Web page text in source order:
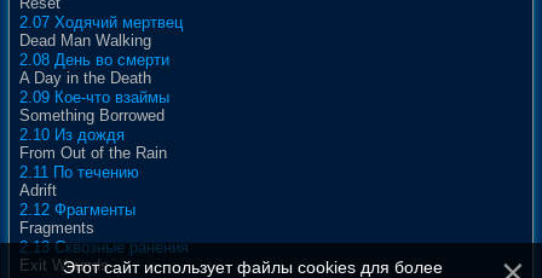
2.07 Ходячий мертвец
Dead Man Walking
2.08 День во смерти
A Day in the Death
2.09 Кое-что взаймы
Something Borrowed
2.10 Из дождя
From Out of the Rain
2.11 По течению
Adrift
2.12 Фрагменты
Fragments
2.13 Сквозные ранения
Exit WoundsЭтот сайт использует файлы cookies для более